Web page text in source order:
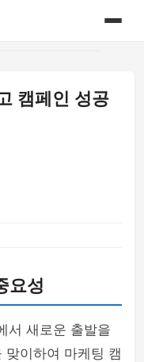
캠페인 성공
요성
서 새로운 출발을
맞이하여 마케팅 캠